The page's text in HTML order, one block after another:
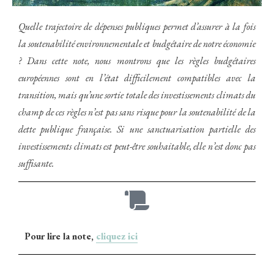
Quelle trajectoire de dépenses publiques permet d’assurer à la fois
la soutenabilité environnementale et budgétaire de notre économie
? Dans cette note, nous montrons que les règles budgétaires
européennes sont en l’état difficilement compatibles avec la
transition, mais qu’une sortie totale des investissements climats du
champ de ces règles n’est pas sans risque pour la soutenabilité de la
dette publique française. Si une sanctuarisation partielle des
investissements climats est peut-être souhaitable, elle n’est donc pas
suffisante.
Pour lire la note, cliquez ici